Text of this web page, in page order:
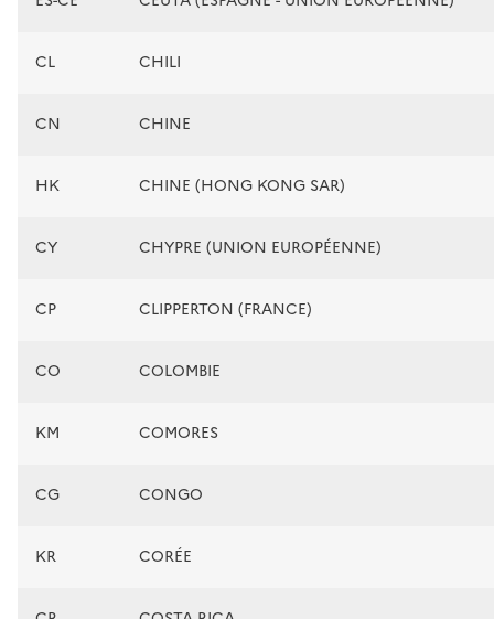
CL CHILI
CN CHINE
HK CHINE (HONG KONG SAR)
CY CHYPRE (UNION EUROPÉENNE)
CP CLIPPERTON (FRANCE)
CO COLOMBIE
KM COMORES
CG CONGO
KR CORÉE